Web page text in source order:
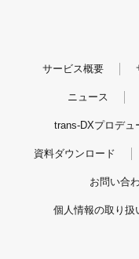
サービス概要
ニュース
trans-DXプロデュ
資料ダウンロード
お問い合
個人情報の取り扱